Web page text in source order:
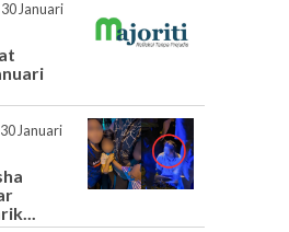
Januari
Januari